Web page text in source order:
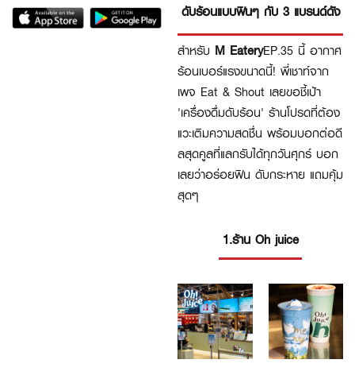
ดับร้อนแบบฟินๆ กับ 3 แบรนด์ดัง
สำหรับ M EateryEP.35 นี้ อากาศ
ร้อนเบอร์แรงขนาดนี้! พี่เชาท์จาก
เพจ Eat & Shout เลยขอชี้เป้า
'เครื่องดื่มดับร้อน' ร้านโปรดที่ต้อง
แวะเติมความสดชื่น พร้อมบอกต่อดี
ลสุดคูลที่แลกรับได้ทุกวันศุกร์ บอก
เลยว่าอร่อยฟิน ดับกระหาย แถมคุ้ม
สุดๆ
1.ร้าน Oh juice